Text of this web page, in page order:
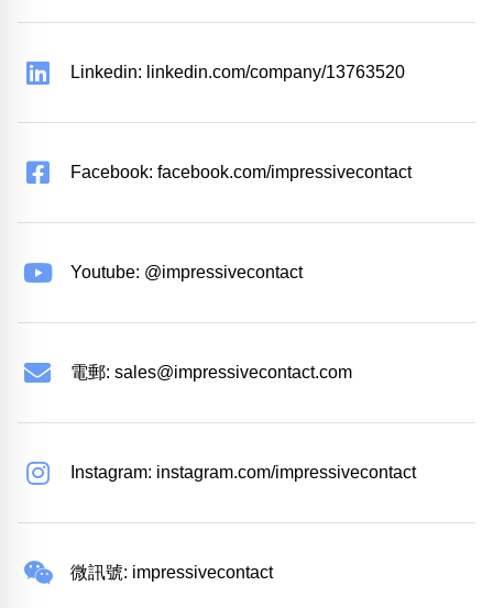
Linkedin: linkedin.com/company/13763520
Facebook: facebook.com/impressivecontact
Youtube: @impressivecontact
電郵: sales@impressivecontact.com
Instagram: instagram.com/impressivecontact
微訊號: impressivecontact